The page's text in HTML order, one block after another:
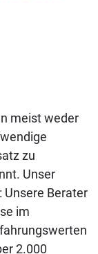
meist weder
zu
Unser
Berater
im
2.000